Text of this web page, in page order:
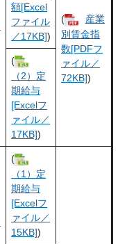
額[Excel
ファイル
／17KB])
(
産業
別賃金指
数[PDFフ
ァイル／
72KB])
(
（2）定
期給与
[Excelフ
ァイル／
17KB])
(
（1）定
期給与
[Excelフ
ァイル／
15KB])